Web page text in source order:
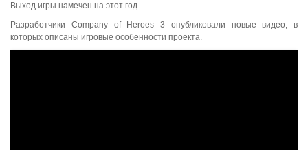
Выход игры намечен на этот год.
Разработчики Company of Heroes 3 опубликовали новые видео, в
которых описаны игровые особенности проекта.